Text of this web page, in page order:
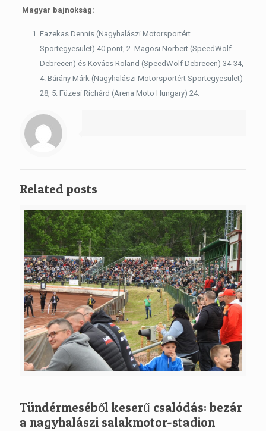
Magyar bajnokság:
Fazekas Dennis (Nagyhalászi Motorsportért
Sportegyesület) 40 pont, 2. Magosi Norbert (SpeedWolf
Debrecen) és Kovács Roland (SpeedWolf Debrecen) 34-34,
4. Bárány Márk (Nagyhalászi Motorsportért Sportegyesület)
28, 5. Füzesi Richárd (Arena Moto Hungary) 24.
Related posts
Tündérmeséből keserű csalódás: bezár
a nagyhalászi salakmotor-stadion